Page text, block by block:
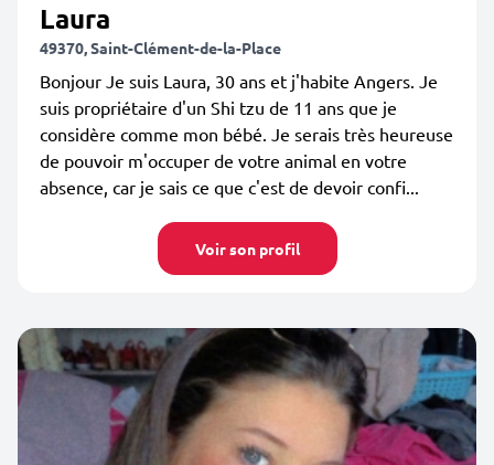
Laura
49370, Saint-Clément-de-la-Place
Bonjour Je suis Laura, 30 ans et j'habite Angers. Je
suis propriétaire d'un Shi tzu de 11 ans que je
considère comme mon bébé. Je serais très heureuse
de pouvoir m'occuper de votre animal en votre
absence, car je sais ce que c'est de devoir confi...
Voir son profil